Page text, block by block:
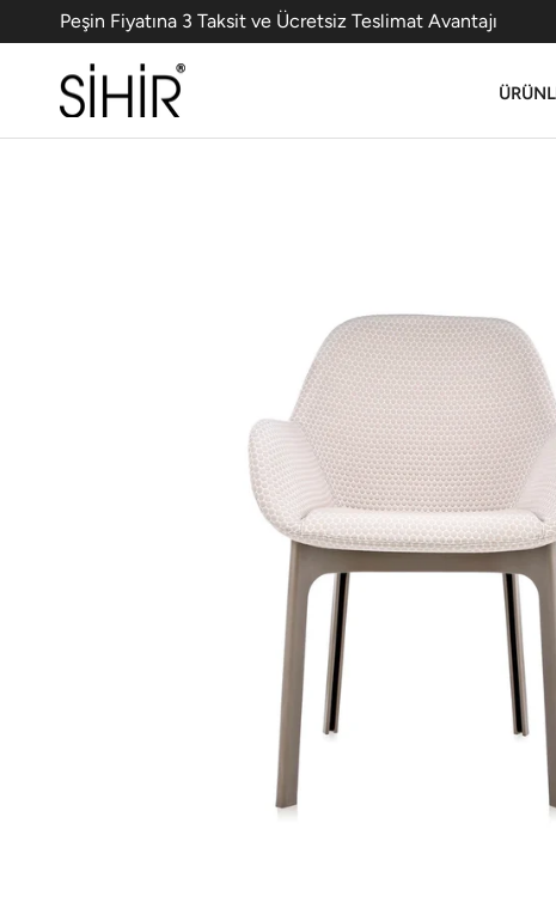
Peşin Fiyatına 3 Taksit ve Ücretsiz Teslimat Avantajı